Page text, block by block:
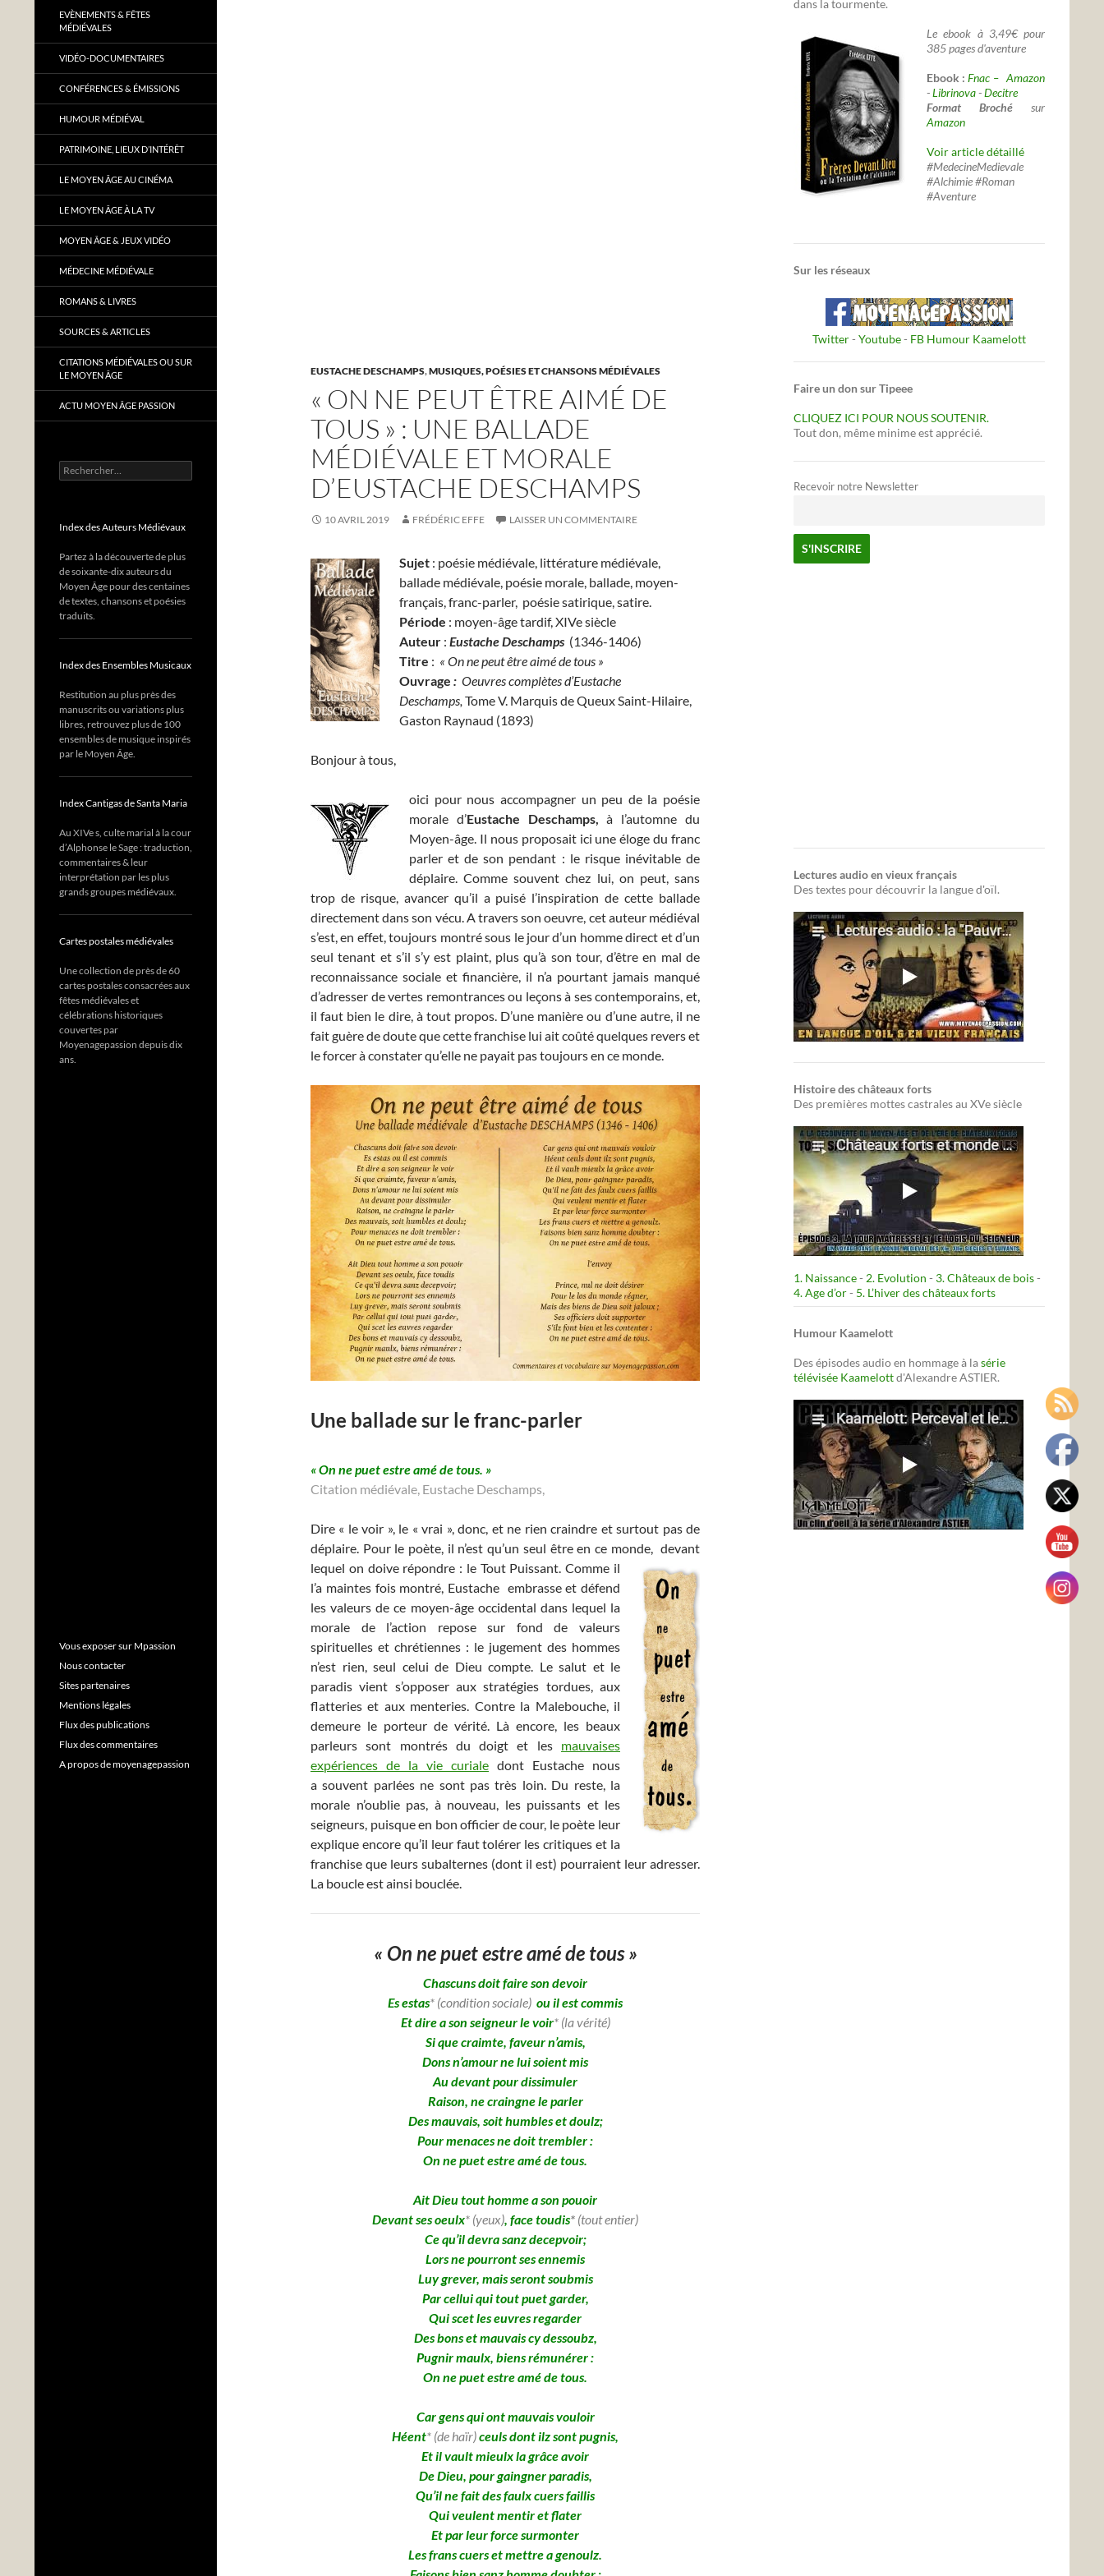
EUSTACHE DESCHAMPS,MUSIQUES, POÉSIES ET CHANSONS MÉDIÉVALES
« ON NE PEUT ÊTRE AIMÉ DE
TOUS » : UNE BALLADE
MÉDIÉVALE ET MORALE
D’EUSTACHE DESCHAMPS
10 AVRIL 2019 FRÉDÉRIC EFFE LAISSER UN COMMENTAIRE
Sujet : poésie médiévale, littérature médiévale,
ballade médiévale, poésie morale, ballade, moyen-
français, franc-parler, poésie satirique, satire.
Période : moyen-âge tardif, XIVe siècle
Auteur : Eustache Deschamps (1346-1406)
Titre : « On ne peut être aimé de tous »
Ouvrage : Oeuvres complètes d’Eustache
Deschamps, Tome V. Marquis de Queux Saint-Hilaire,
Gaston Raynaud (1893)
Bonjour à tous,
oici pour nous accompagner un peu de la poésie
morale d’Eustache Deschamps,à l’automne du
Moyen-âge. Il nous proposait ici une éloge du franc
parler et de son pendant : le risque inévitable de
déplaire. Comme souvent chez lui, on peut, sans
trop de risque, avancer qu’il a puisé l’inspiration de cette ballade
directement dans son vécu. A travers son oeuvre, cet auteur médiéval
s’est, en effet, toujours montré sous le jour d’un homme direct et d’un
seul tenant et s’il s’y est plaint, plus qu’à son tour, d’être en mal de
reconnaissance sociale et financière, il n’a pourtant jamais manqué
d’adresser de vertes remontrances ou leçons à ses contemporains, et,
il faut bien le dire, à tout propos. D’une manière ou d’une autre, il ne
fait guère de doute que cette franchise lui ait coûté quelques revers et
le forcer à constater qu’elle ne payait pas toujours en ce monde.
Une ballade sur le franc-parler
« On ne puet estre amé de tous. »
Citation médiévale, Eustache Deschamps,
Dire « le voir », le « vrai », donc, et ne rien craindre et surtout pas de
déplaire. Pour le poète, il n’est qu’un seul être en ce monde,
devant
lequel on doive répondre : le Tout Puissant. Comme il
l’a maintes fois montré, Eustache embrasse et défend
les valeurs de ce moyen-âge occidental dans lequel la
morale de l’action repose sur fond de valeurs
spirituelles et chrétiennes : le jugement des hommes
n’est rien, seul celui de Dieu compte. Le salut et le
paradis vient s’opposer aux stratégies tordues, aux
flatteries et aux menteries. Contre la Malebouche, il
demeure le porteur de vérité. Là encore, les beaux
parleurs sont montrés du doigt et les mauvaises
expériences de la vie curiale dont Eustache nous
a souvent parlées ne sont pas très loin. Du reste, la
morale n’oublie pas, à nouveau, les puissants et les
seigneurs, puisque en bon officier de cour, le poète leur
explique encore qu’il leur faut tolérer les critiques et la
franchise que leurs subalternes (dont il est) pourraient leur adresser.
La boucle est ainsi bouclée.
« On ne puet estre amé de tous »
Chascuns doit faire son devoir
Es estas* (condition sociale) ou il est commis
Et dire a son seigneur le voir* (la vérité)
Si que craimte, faveur n’amis,
Dons n’amour ne lui soient mis
Au devant pour dissimuler
Raison, ne craingne le parler
Des mauvais, soit humbles et doulz;
Pour menaces ne doit trembler :
On ne puet estre amé de tous.
Ait Dieu tout homme a son pouoir
Devant ses oeulx* (yeux), face toudis* (tout entier)
Ce qu’il devra sanz decepvoir;
Lors ne pourront ses ennemis
Luy grever, mais seront soubmis
Par cellui qui tout puet garder,
Qui scet les euvres regarder
Des bons et mauvais cy dessoubz,
Pugnir maulx, biens rémunérer :
On ne puet estre amé de tous.
Car gens qui ont mauvais vouloir
Héent* (de haïr)ceuls dont ilz sont pugnis,
Et il vault mieulx la grâce avoir
De Dieu, pour gaingner paradis,
Qu’il ne fait des faulx cuers faillis
Qui veulent mentir et flater
Et par leur force surmonter
Les frans cuers et mettre a genoulz.
dans la tourmente.
Le ebook à 3,49€ pour
385 pages d'aventure
Ebook :Fnac – Amazon
-Librinova-Decitre
Format Broché sur
Amazon
Voir article détaillé
#MedecineMedievale
#Alchimie #Roman
#Aventure
Sur les réseaux
Twitter- Youtube- FB Humour Kaamelott
Faire un don sur Tipeee
CLIQUEZ ICI POUR NOUS SOUTENIR.
Tout don, même minime est apprécié.
Recevoir notre Newsletter
Lectures audio en vieux français
Des textes pour découvrir la langue d'oïl.
Histoire des châteaux forts
Des premières mottes castrales au XVe siècle
1. Naissance- 2. Evolution - 3. Châteaux de bois-
4. Age d’or- 5. L’hiver des châteaux forts
Humour Kaamelott
Des épisodes audio en hommage à lasérie
télévisée Kaamelottd'Alexandre ASTIER.
EVÈNEMENTS & FÊTES
MÉDIÉVALES
VIDÉO-DOCUMENTAIRES
CONFÉRENCES & ÉMISSIONS
HUMOUR MÉDIÉVAL
PATRIMOINE, LIEUX D’INTÉRÊT
LE MOYEN ÂGE AU CINÉMA
LE MOYEN ÂGE À LA TV
MOYEN ÂGE & JEUX VIDÉO
MÉDECINE MÉDIÉVALE
ROMANS & LIVRES
SOURCES & ARTICLES
CITATIONS MÉDIÉVALES OU SUR
LE MOYEN ÂGE
ACTU MOYEN ÂGE PASSION
Rechercher :
Index des Auteurs Médiévaux
Partez à la découverte de plus
de soixante-dix auteurs du
Moyen Âge pour des centaines
de textes, chansons et poésies
traduits.
Index des Ensembles Musicaux
Restitution au plus près des
manuscrits ou variations plus
libres, retrouvez plus de 100
ensembles de musique inspirés
par le Moyen Âge.
Index Cantigas de Santa Maria
Au XIVe s, culte marial à la cour
d’Alphonse le Sage : traduction,
commentaires & leur
interprétation par les plus
grands groupes médiévaux.
Cartes postales médiévales
Une collection de près de 60
cartes postales consacrées aux
fêtes médiévales et
célébrations historiques
couvertes par
Moyenagepassion depuis dix
ans.
Vous exposer sur Mpassion
Nous contacter
Sites partenaires
Mentions légales
Flux des publications
Flux des commentaires
A propos de moyenagepassion